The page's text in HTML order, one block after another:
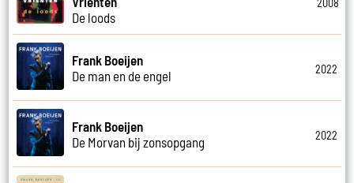
De loods
Frank Boeijen
De man en de engel
2022
Frank Boeijen
De Morvan bij zonsopgang
2022